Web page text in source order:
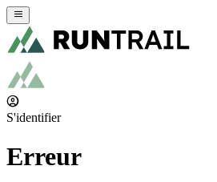
S'identifier
Erreur